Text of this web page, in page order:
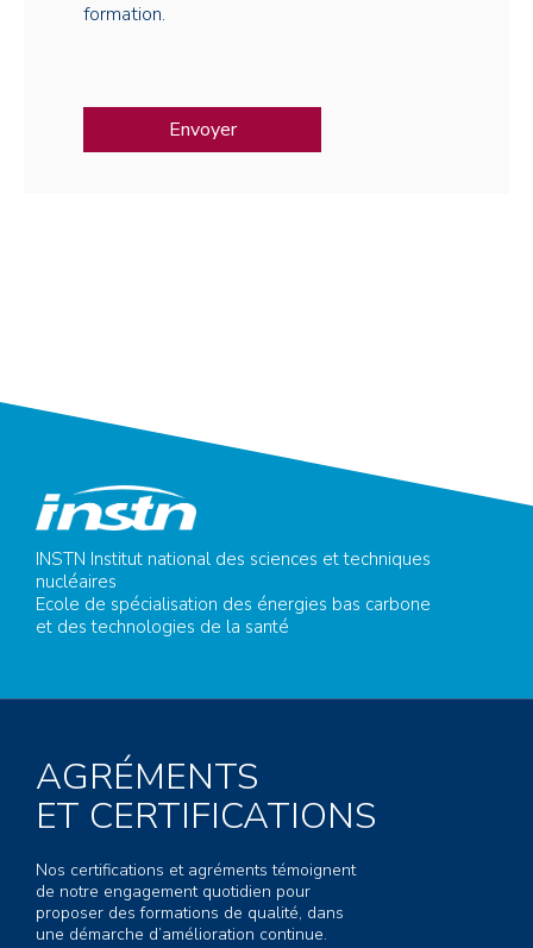
formation.
INSTN Institut national des sciences et techniques
nucléaires
Ecole de spécialisation des énergies bas carbone
et des technologies de la santé
AGRÉMENTS
ET CERTIFICATIONS
Nos certifications et agréments témoignent
de notre engagement quotidien pour
proposer des formations de qualité, dans
une démarche d’amélioration continue.